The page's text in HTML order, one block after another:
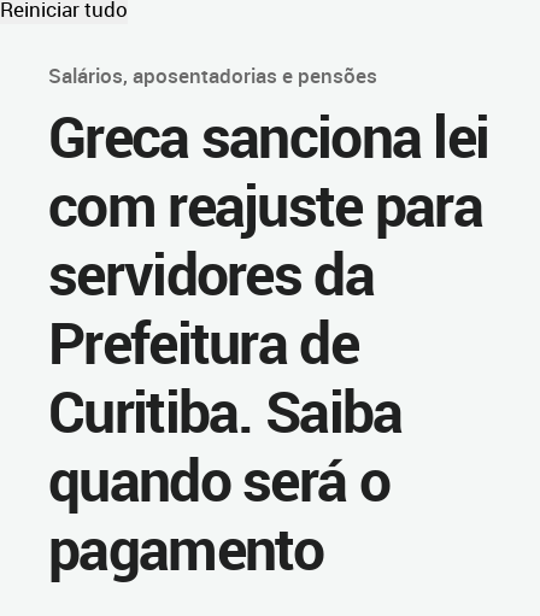
Reiniciar tudo
Salários, aposentadorias e pensões
Greca sanciona lei
com reajuste para
servidores da
Prefeitura de
Curitiba. Saiba
quando será o
pagamento